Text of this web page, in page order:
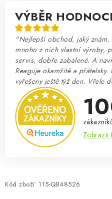
VÝBĚR
"Nejlepší obchod, jaký znám.
mnoho z nich vlastní výroby,
servis, dobře zabalené. A
Reaguje okamžitě a
vyřešeny ještě týž den. Vřele
Zobrazit
Kód zboží: 115-QB48526